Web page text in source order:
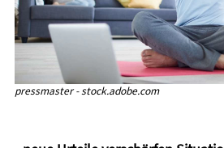
pressmaster - stock.adobe.com